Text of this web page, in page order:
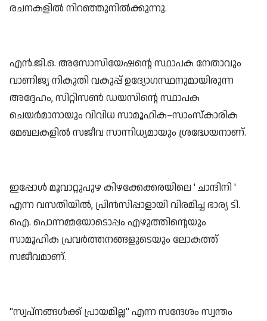
രചനകളിൽ നിറഞ്ഞുനിൽക്കുന്നു.
എൻ.ജി.ഒ. അസോസിയേഷന്റെ സ്ഥാപക നേതാവും
വാണിജ്യ നികുതി വകുപ്പ് ഉദ്യോഗസ്ഥനുമായിരുന്ന
അദ്ദേഹം, സിറ്റിസൺ ഡയസിന്റെ സ്ഥാപക
ചെയർമാനായും വിവിധ സാമൂഹിക–സാംസ്കാരിക
മേഖലകളിൽ സജീവ സാന്നിധ്യമായും ശ്രദ്ധേയനാണ്.
ഇപ്പോൾ മൂവാറ്റുപുഴ കിഴക്കേക്കരയിലെ ' ചാന്ദിനി '
എന്ന വസതിയിൽ, പ്രിൻസിപ്പാളായി വിരമിച്ച ഭാര്യ ടി.
ഐ. പൊന്നമ്മയോടൊപ്പം എഴുത്തിന്റെയും
സാമൂഹിക പ്രവർത്തനങ്ങളുടെയും ലോകത്ത്
സജീവമാണ്.
"സ്വപ്നങ്ങൾക്ക് പ്രായമില്ല" എന്ന സന്ദേശം സ്വന്തം